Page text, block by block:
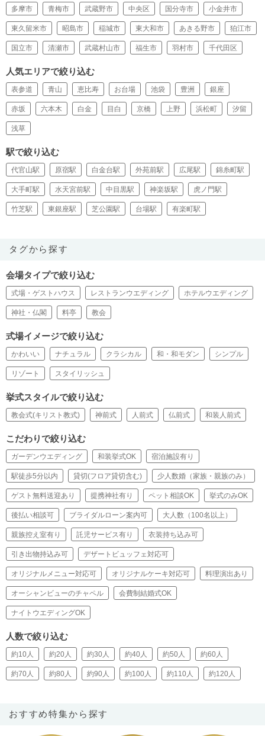
多摩市 青梅市 武蔵野市 中央区 国分寺市 小金井市
東久留米市 昭島市 稲城市 東大和市 あきる野市 狛江市
国立市 清瀬市 武蔵村山市 福生市 羽村市 千代田区
人気エリアで絞り込む
表参道 青山 恵比寿 お台場 池袋 豊洲 銀座
赤坂 六本木 白金 目白 京橋 上野 浜松町 汐留
浅草
駅で絞り込む
代官山駅 原宿駅 白金台駅 外苑前駅 広尾駅 錦糸町駅
大手町駅 水天宮前駅 中目黒駅 神楽坂駅 虎ノ門駅
竹芝駅 東銀座駅 芝公園駅 台場駅 有楽町駅
タグから探す
会場タイプで絞り込む
式場・ゲストハウス レストランウエディング ホテルウエディング
神社・仏閣 料亭 教会
式場イメージで絞り込む
かわいい ナチュラル クラシカル 和・和モダン シンプル
リゾート スタイリッシュ
挙式スタイルで絞り込む
教会式(キリスト教式) 神前式 人前式 仏前式 和装人前式
こだわりで絞り込む
ガーデンウエディング 和装挙式OK 宿泊施設有り
駅徒歩5分以内 貸切(フロア貸切含む) 少人数婚（家族・親族のみ）
ゲスト無料送迎あり 提携神社有り ペット相談OK 挙式のみOK
後払い相談可 ブライダルローン案内可 大人数（100名以上）
親族控え室有り 託児サービス有り 衣装持ち込み可
引き出物持込み可 デザートビュッフェ対応可
オリジナルメニュー対応可 オリジナルケーキ対応可 料理演出あり
オーシャンビューのチャペル 会費制結婚式OK
ナイトウエディングOK
人数で絞り込む
約10人 約20人 約30人 約40人 約50人 約60人
約70人 約80人 約90人 約100人 約110人 約120人
おすすめ特集から探す